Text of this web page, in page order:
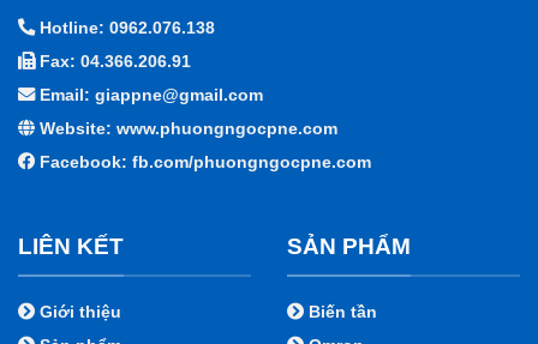
Hotline: 0962.076.138
Fax: 04.366.206.91
Email: giappne@gmail.com
Website: www.phuongngocpne.com
Facebook: fb.com/phuongngocpne.com
LIÊN KẾT
Giới thiệu
SẢN PHẨM
Biến tần